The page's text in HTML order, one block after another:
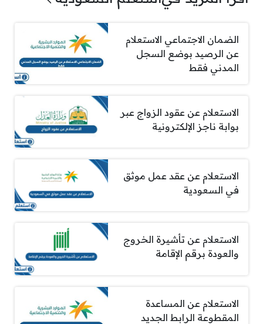
الضمان الاجتماعي الاستعلام
عن الرصيد بوضع السجل
المدني فقط
الاستعلام عن عقود الزواج عبر
بوابة ناجز الإلكترونية
الاستعلام عن عقد عمل موثق
في السعودية
الاستعلام عن تأشيرة الخروج
والعودة برقم الإقامة
الاستعلام عن المساعدة
المقطوعة الرابط الجديد